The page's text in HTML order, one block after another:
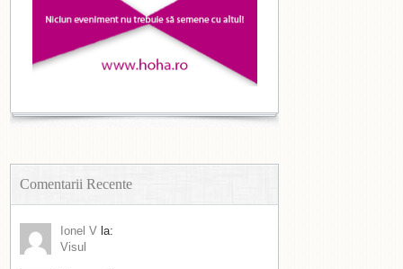
Comentarii Recente
Ionel V la:
Visul